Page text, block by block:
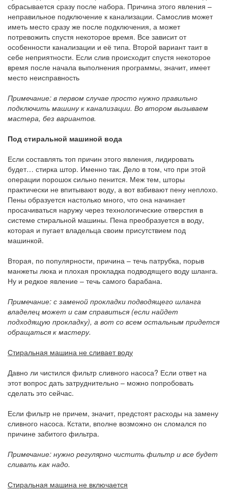
сбрасывается сразу после набора. Причина этого явления –
неправильное подключение к канализации. Самослив может
иметь место сразу же после подключения, а может
потревожить спустя некоторое время. Все зависит от
особенности канализации и её типа. Второй вариант таит в
себе неприятности. Если слив происходит спустя некоторое
время после начала выполнения программы, значит, имеет
место неисправность
Примечание: в первом случае просто нужно правильно
подключить машину к канализации. Во втором вызываем
мастера, без вариантов.
Под стиральной машиной вода
Если составлять топ причин этого явления, лидировать
будет… стирка штор. Именно так. Дело в том, что при этой
операции порошок сильно пенится. Меж тем, шторы
практически не впитывают воду, а вот взбивают пену неплохо.
Пены образуется настолько много, что она начинает
просачиваться наружу через технологические отверстия в
системе стиральной машины. Пена преобразуется в воду,
которая и пугает владельца своим присутствием под
машинкой.
Вторая, по популярности, причина – течь патрубка, порыв
манжеты люка и плохая прокладка подводящего воду шланга.
Ну и редкое явление – течь самого барабана.
Примечание: с заменой прокладки подводящего шланга
владелец может и сам справиться (если найдет
подходящую прокладку), а вот со всем остальным придется
обращаться к мастеру.
Стиральная машина не сливает воду
Давно ли чистился фильтр сливного насоса? Если ответ на
этот вопрос дать затруднительно – можно попробовать
сделать это сейчас.
Если фильтр не причем, значит, предстоят расходы на замену
сливного насоса. Кстати, вполне возможно он сломался по
причине забитого фильтра.
Примечание: нужно регулярно чистить фильтр и все будет
сливать как надо.
Стиральная машина не включается